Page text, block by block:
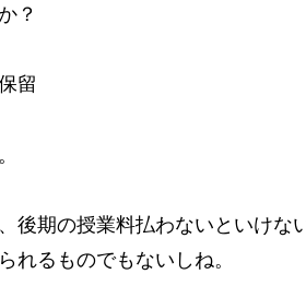
？
留
後期の授業料払わないといけ
れるものでもないしね。